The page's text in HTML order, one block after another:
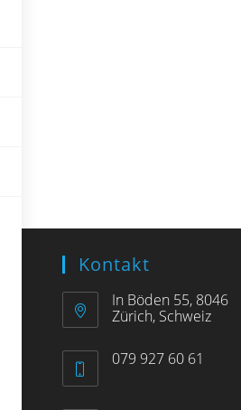
Kontakt
In Böden 55, 8046
Zürich, Schweiz
079 927 60 61